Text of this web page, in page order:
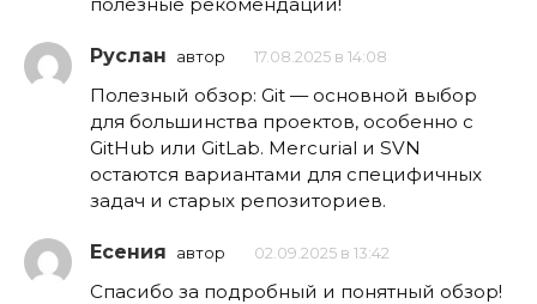
Руслан автор 17.08.2025 в 14:08
Полезный обзор: Git — основной выбор
для большинства проектов, особенно с
GitHub или GitLab. Mercurial и SVN
остаются вариантами для специфичных
задач и старых репозиториев.
Есения автор 02.09.2025 в 13:42
Спасибо за подробный и понятный обзор!